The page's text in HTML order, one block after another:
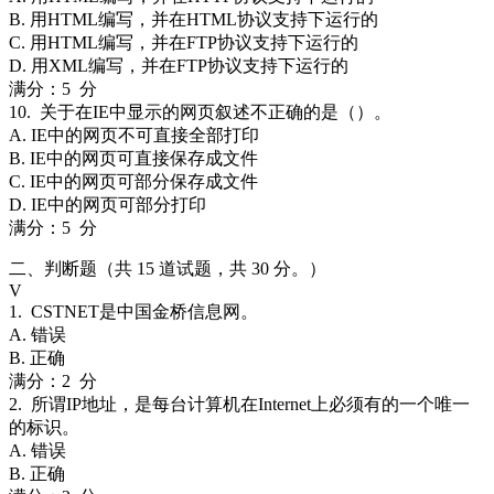
B. 用HTML编写，并在HTML协议支持下运行的
C. 用HTML编写，并在FTP协议支持下运行的
D. 用XML编写，并在FTP协议支持下运行的
满分：5 分
10. 关于在IE中显示的网页叙述不正确的是（）。
A. IE中的网页不可直接全部打印
B. IE中的网页可直接保存成文件
C. IE中的网页可部分保存成文件
D. IE中的网页可部分打印
满分：5 分
二、判断题（共 15 道试题，共 30 分。）
V
1. CSTNET是中国金桥信息网。
A. 错误
B. 正确
满分：2 分
2. 所谓IP地址，是每台计算机在Internet上必须有的一个唯一
的标识。
A. 错误
B. 正确